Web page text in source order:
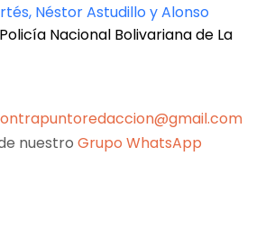
Néstor Astudillo y Alonso
Nacional Bolivariana de La
nuestroGrupo WhatsApp